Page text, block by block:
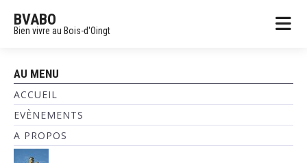
BVABO
Bien vivre au Bois-d'Oingt
AU MENU
ACCUEIL
EVÈNEMENTS
A PROPOS